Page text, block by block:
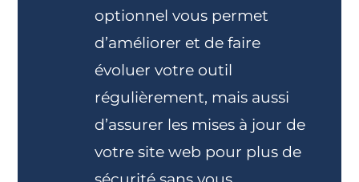
optionnel vous permet
d’améliorer et de faire
évoluer votre outil
régulièrement, mais aussi
d’assurer les mises à jour de
votre site web pour plus de